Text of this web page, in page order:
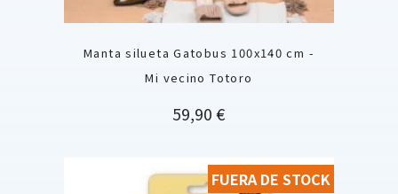
Manta silueta Gatobus 100x140 cm -
Mi vecino Totoro
Precio
59,90 €
FUERA DE STOCK